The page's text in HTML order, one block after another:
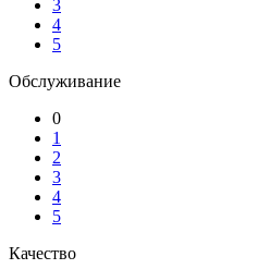
3
4
5
Обслуживание
0
1
2
3
4
5
Качество